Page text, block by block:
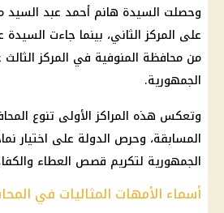
وحصلت السيدة هانم أحمد عبد السيد
على المركز الثاني، بينما جاءت
من محافظة المنوفية في المركز
الجمهورية.
وتعكس هذه المراكز الأولى تنوع
المسابقة، وحرص الدولة على اختيار
الجمهورية لتكريم قصص العطاء
أسماء الأمهات المثاليات في